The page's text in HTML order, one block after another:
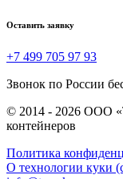
Оставить заявку
+7 499 705 97 93
Звонок по России
© 2014 - 2026 ООО
контейнеров
Политика
О технологии куки